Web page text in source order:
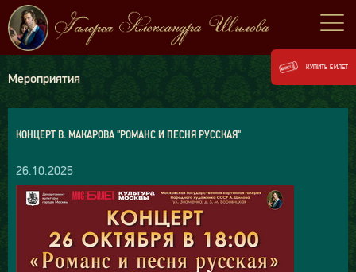
Мероприятия
КОНЦЕРТ В. МАКАРОВА "РОМАНС И ПЕСНЯ РУССКАЯ"
26.10.2025
КУПИТЬ БИЛЕТ